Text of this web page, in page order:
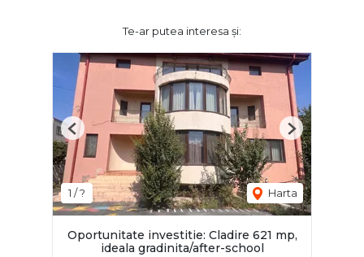
Te-ar putea interesa și:
1 / ? Harta
Previous Next
Oportunitate investitie: Cladire 621 mp,
ideala gradinita/after-school